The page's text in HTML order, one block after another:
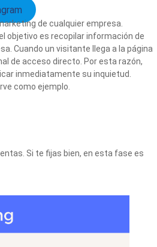
de cualquier empresa.
objetivo es recopilar información de
Cuando un visitante llega a la página
de acceso directo. Por esta razón,
inmediatamente su inquietud.
como ejemplo.
Si te fijas bien, en esta fase es